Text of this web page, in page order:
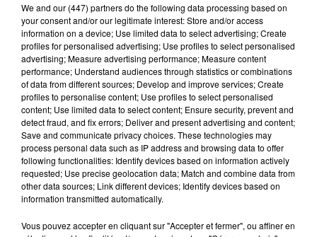
que"la maman avait dit" .
Dans un communiqué, le groupe Ferrero, qui
commercialise les oeufs, indique qu'il a été informé
de l'ouverture d'une enquête"pour comprendre les
causes de ce drame et pour déterminer si le jouet
provenait ou non d'un oeuf Kinder Surprise"."Le
groupe Ferrero et ses salariés s'associent à la douleur de
la famille de la fillette et de ses proches", ajoute
l'entreprise qui promet de collaborer
We and our (447) partnersdo the following data processing based on
your consent and/or our legitimate interest: Store and/or access
information on a device; Use limited data to select advertising; Create
profiles for personalised advertising; Use profiles to select personalised
advertising; Measure advertising performance; Measure content
performance; Understand audiences through statistics or combinations
of data from different sources; Develop and improve services; Create
profiles to personalise content; Use profiles to select personalised
content; Use limited data to select content; Ensure security, prevent and
detect fraud, and fix errors; Deliver and present advertising and content;
Save and communicate privacy choices. These technologies may
process personal data such as IP address and browsing data to offer
following functionalities: Identify devices based on information actively
requested; Use precise geolocation data; Match and combine data from
other data sources; Link different devices; Identify devices based on
information transmitted automatically.
Vous pouvez accepter en cliquant sur "Accepter et fermer", ou affiner en